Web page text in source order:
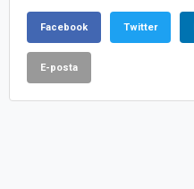
Facebook Twitter
E-posta